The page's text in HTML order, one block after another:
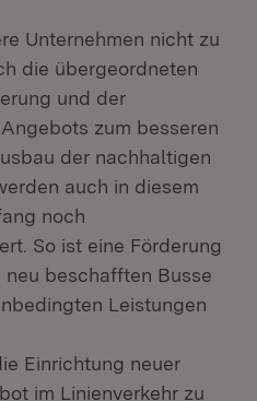
Unternehmen nicht zu
die übergeordneten
und der
zum besseren
der nachhaltigen
auch in diesem
noch
So ist eine Förderung
beschafften Busse
Leistungen
Einrichtung neuer
im Linienverkehr zu